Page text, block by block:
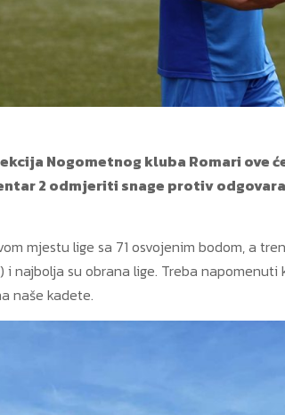
Nogometnog kluba Romari ove
2 odmjeriti snage protiv
mjestu lige sa 71 osvojenim bodom, a
najbolja su obrana lige. Treba napomenuti
naše kadete.